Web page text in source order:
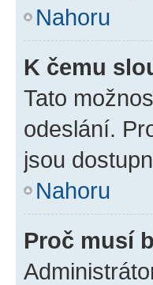
Nahoru
K čemu
Tato
odeslání.
jsou
Nahoru
Proč musí